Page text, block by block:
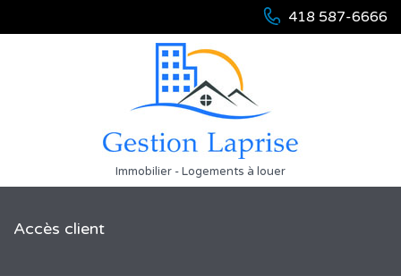
418 587-6666
Immobilier - Logements à louer
Accès client